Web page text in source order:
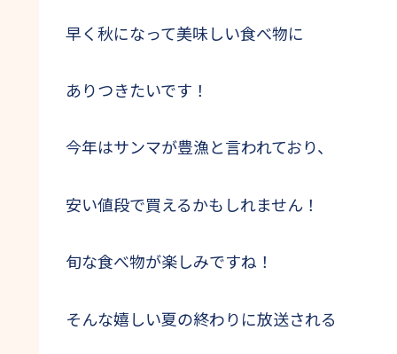
早く秋になって美味しい食べ物に
ありつきたいです！
今年はサンマが豊漁と言われており、
安い値段で買えるかもしれません！
旬な食べ物が楽しみですね！
そんな嬉しい夏の終わりに放送される